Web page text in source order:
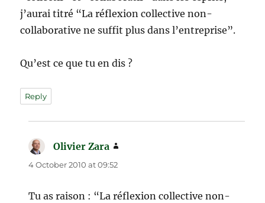
j’aurai titré “La réflexion collective non-
collaborative ne suffit plus dans l’entreprise”.
Qu’est ce que tu en dis ?
Reply
Olivier Zara
4 October 2010 at 09:52
Tu as raison : “La réflexion collective non-